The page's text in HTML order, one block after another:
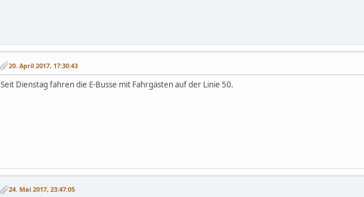
20. April 2017, 17:30:43
Seit Dienstag fahren die E-Busse mit Fahrgästen auf der Linie 50.
24. Mai 2017, 23:47:05